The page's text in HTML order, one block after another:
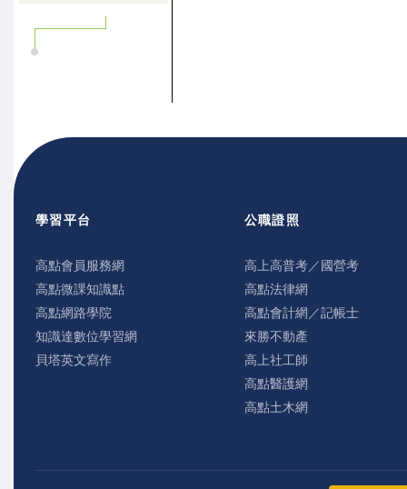
學習平台
高點會員服務網
高點微課知識點
高點網路學院
知識達數位學習網
貝塔英文寫作
公職證照
高上高普考／國營考
高點法律網
高點會計網／記帳士
來勝不動產
高上社工師
高點醫護網
高點土木網